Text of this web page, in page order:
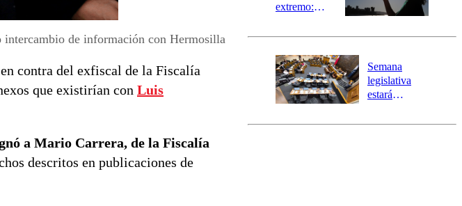
intercambio de información con Hermosilla
en contra del exfiscal de la Fiscalía
que existirían con Luis
a Mario Carrera, de la Fiscalía
descritos en publicaciones de
extremo:
activa Alerta
Preventiva en
tres comunas
Semana
legislativa
estará
el fin de la